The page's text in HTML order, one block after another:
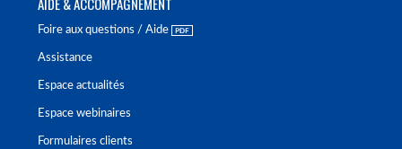
Foire aux questions / Aide
Assistance
Espace actualités
Espace webinaires
Formulaires clients